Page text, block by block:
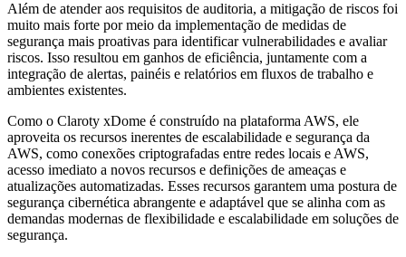
Além de atender aos requisitos de auditoria, a mitigação de riscos foi
muito mais forte por meio da implementação de medidas de
segurança mais proativas para identificar vulnerabilidades e avaliar
riscos. Isso resultou em ganhos de eficiência, juntamente com a
integração de alertas, painéis e relatórios em fluxos de trabalho e
ambientes existentes.
Como o Claroty xDome é construído na plataforma AWS, ele
aproveita os recursos inerentes de escalabilidade e segurança da
AWS, como conexões criptografadas entre redes locais e AWS,
acesso imediato a novos recursos e definições de ameaças e
atualizações automatizadas. Esses recursos garantem uma postura de
segurança cibernética abrangente e adaptável que se alinha com as
demandas modernas de flexibilidade e escalabilidade em soluções de
segurança.